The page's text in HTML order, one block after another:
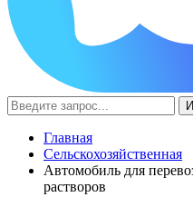
Главная
Сельскохозяйственная
Автомобиль для
растворов